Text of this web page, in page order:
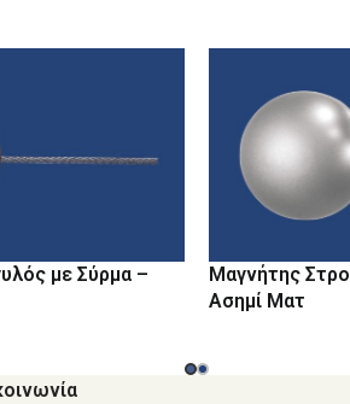
με Σύρμα –
Μαγνήτης
Ασημί Ματ